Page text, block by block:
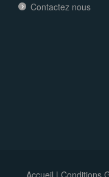
Contactez nous